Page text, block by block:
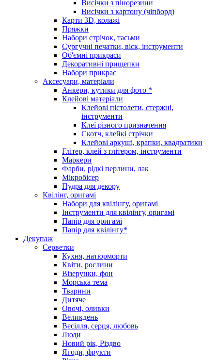
Висічки з пінорезини
Висічки з картону (чіпборд)
Карти 3D, колажі
Пряжки
Набори стрічок, тасьми
Сургучні печатки, віск, інструменти
Об'ємні прикраси
Декоративні прищепки
Набори прикрас
Аксесуари, матеріали
Анкери, кутики для фото *
Клейові матеріали
Клейові пістолети, стержні,
інструменти
Клеї різного призначення
Скотч, клейкі стрічки
Клейові аркуші, крапки, квадратики
Глітер, клей з глітером, інструменти
Маркери
Фарби, рідкі перлини, лак
Мікробісер
Пудра для декору
Квілінг, оригамі
Набори для квілінгу, оригамі
Інструменти для квілінгу, оригамі
Папір для оригамі
Папір для квілінгу*
Декупаж
Серветки
Кухня, натюрморти
Квіти, рослини
Візерунки, фон
Морська тема
Тварини
Дитяче
Овочі, оливки
Великдень
Весілля, серця, любовь
Люди
Новий рік, Різдво
Ягоди, фрукти